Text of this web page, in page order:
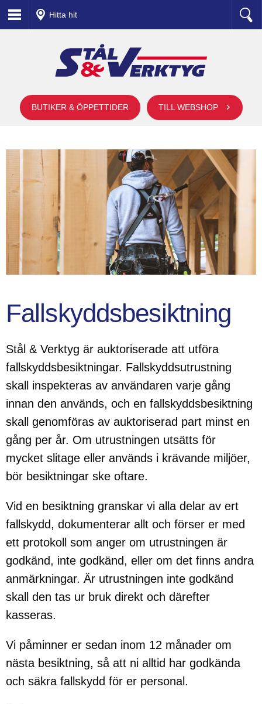
Hitta hit
BUTIKER & ÖPPETTIDER TILL WEBSHOP
Fallskyddsbesiktning
Stål & Verktyg är auktoriserade att utföra
fallskyddsbesiktningar. Fallskyddsutrustning
skall inspekteras av användaren varje gång
innan den används, och en fallskyddsbesiktning
skall genomföras av auktoriserad part minst en
gång per år. Om utrustningen utsätts för
mycket slitage eller används i krävande miljöer,
bör besiktningar ske oftare.
Vid en besiktning granskar vi alla delar av ert
fallskydd, dokumenterar allt och förser er med
ett protokoll som anger om utrustningen är
godkänd, inte godkänd, eller om det finns andra
anmärkningar. Är utrustningen inte godkänd
skall den tas ur bruk direkt och därefter
kasseras.
Vi påminner er sedan inom 12 månader om
nästa besiktning, så att ni alltid har godkända
och säkra fallskydd för er personal.